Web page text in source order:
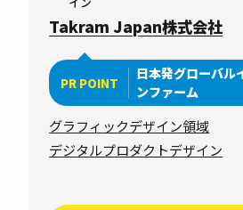
Takram Japan株式会社
PR POINT
日本発グローバル
ンファーム
グラフィックデザイン領域
デジタルプロダクトデザイン